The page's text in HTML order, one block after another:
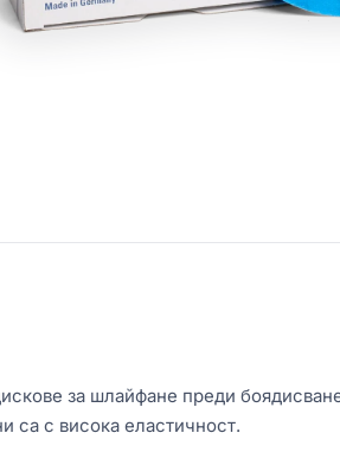
за шлайфане преди
са с висока еластичност.